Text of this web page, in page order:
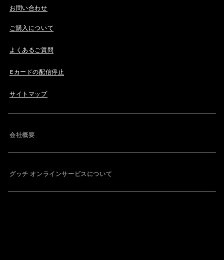
お問い合わせ
ご購入について
よくあるご質問
Eカードの配信停止
サイトマップ
会社概要
グッチ オンラインサービスについて